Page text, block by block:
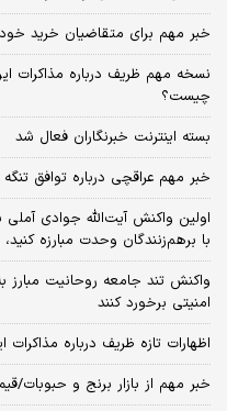
خبر مهم برای متقاضیان خرید خودرو/ این
نسخه‌ مهم ظریف درباره مذاکرات
چیست؟
بسته اینترنت خبرنگاران فعال شد
خبر مهم عراقچی درباره توافق
اولین واکنش آیت‌الله جوادی آملی
با برهم‌زنندگان وحدت مبارزه
واکنش تند جامعه روحانیت مبارز
امنیتی برخورد کنند
اظهارات تازه ظریف درباره مذاکرات
خبر مهم از بازار برنج و حبوبات/